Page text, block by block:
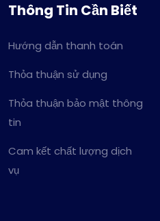
Thông Tin Cần Biết
Hướng dẫn thanh toán
Thỏa thuận sử dụng
Thỏa thuận bảo mật thông
tin
Cam kết chất lượng dịch
vụ